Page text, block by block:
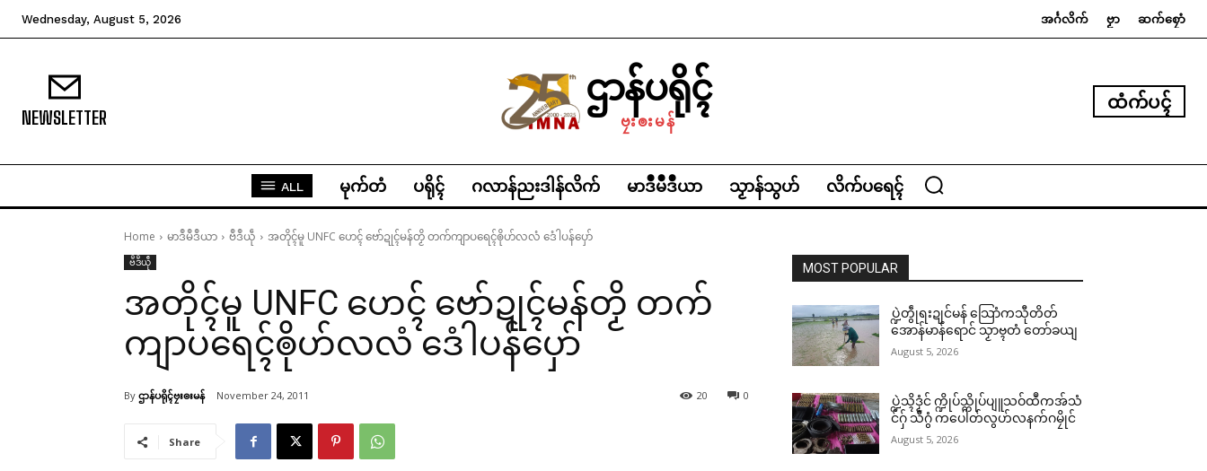
Wednesday, August 5, 2026 အၚ်္ဂလိက် ဗၟာ ဆက်စၠောံ
NEWSLETTER
ဌာန်ပရိုၚ်
ဗၠးၜးမန်
ထံက်ပၚ်
ALL မုက်တံ ပရိုၚ် ဂလာန်ညးဒါန်လိက် မာဒဳမဳဒဳယာ သၟာန်သွဟ် လိက်ပရေၚ်
Home မာဒဳမဳဒဳယာ ဗဳဒဳယဵု အတိုၚ်မူ UNFC ဟေၚ် ဗော်ဍုၚ်မန်တၟိ တက်ကျာပရေၚ်ၜိုဟ်လလံ ဒေံါပန်ပှော်
ဗဳဒဳယဵု
အတိုၚ်မူ UNFC ဟေၚ် ဗော်ဍုၚ်မန်တၟိ တက်
ကျာပရေၚ်ၜိုဟ်လလံ ဒေံါပန်ပှော်
By ဌာန်ပရိုၚ်ဗၠးၜးမန် November 24, 2011 0
20
Share
MOST POPULAR
ပ္ဍဲတွဵုရးဍုင်မန် သြောံကသီုတိတ်
အောန်မာန်ရောင် သၟာဗ္ၚတံ တော်ခယျ
August 5, 2026
ပ္ဍဲသ္ၚိဒၟံင် က္ဍိုပ်သ္ကိုပ်ပျူသဝ်ထဳကအ်သံ
င်ဂှ် သီဂွံ ကပေါတ်လွဟ်လနက်ဂမၠိုင်
August 5, 2026